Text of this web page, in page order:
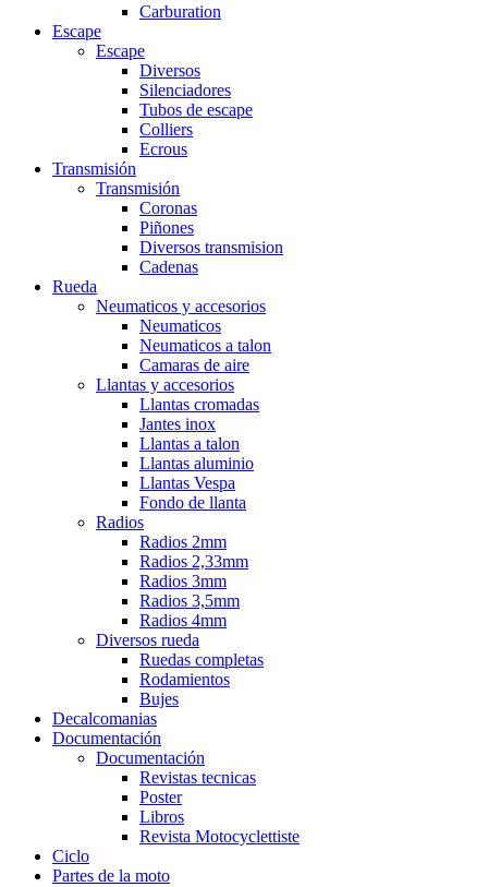
Carburation
Escape
Escape
Diversos
Silenciadores
Tubos de escape
Colliers
Ecrous
Transmisión
Transmisión
Coronas
Piñones
Diversos transmision
Cadenas
Rueda
Neumaticos y accesorios
Neumaticos
Neumaticos a talon
Camaras de aire
Llantas y accesorios
Llantas cromadas
Jantes inox
Llantas a talon
Llantas aluminio
Llantas Vespa
Fondo de llanta
Radios
Radios 2mm
Radios 2,33mm
Radios 3mm
Radios 3,5mm
Radios 4mm
Diversos rueda
Ruedas completas
Rodamientos
Bujes
Decalcomanias
Documentación
Documentación
Revistas tecnicas
Poster
Libros
Revista Motocyclettiste
Ciclo
Partes de la moto